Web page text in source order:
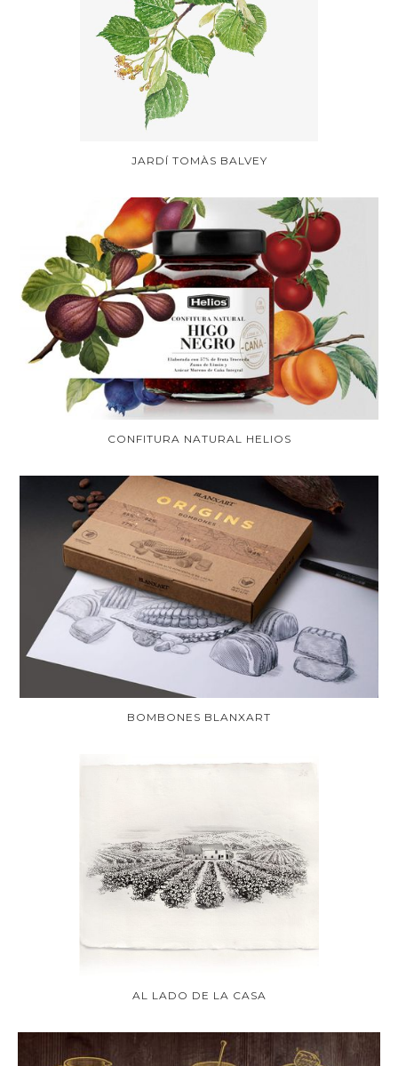
JARDÍ TOMÀS BALVEY
CONFITURA NATURAL HELIOS
BOMBONES BLANXART
AL LADO DE LA CASA